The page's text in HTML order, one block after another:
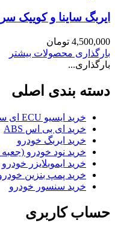
ایربگ ساینا و کوییک
4,500,000 تومان
بارگذاری محصولات بیشتر
بارگذاری...
دسته بندی اصلی
خرید ایسیو ECU ای سی یو
خرید ای بی اس ABS
خرید ایربگ خودرو
خرید نود خودرو
خرید ایموبلایزر خودرو
خرید پمپ بنزین
خرید سنسور خودرو
حساب کاربری